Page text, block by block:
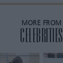
MORE FROM
CELEBRITIES